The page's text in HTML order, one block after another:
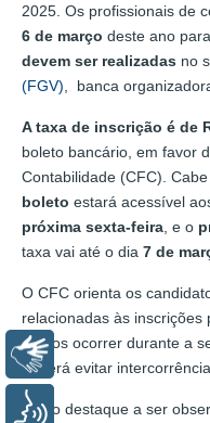
2025. Os profissionais de
6 de março deste ano
devem ser realizadas no
(FGV) , banca
A taxa de inscrição é de
boleto bancário, em favor
Contabilidade (CFC).
boleto estará acessível
próxima sexta-feira , e o
taxa vai até o dia 7 de
O CFC orienta os
relacionadas às
prazos ocorrer durante a
poderá evitar
Outro destaque a ser
Libras
Voz